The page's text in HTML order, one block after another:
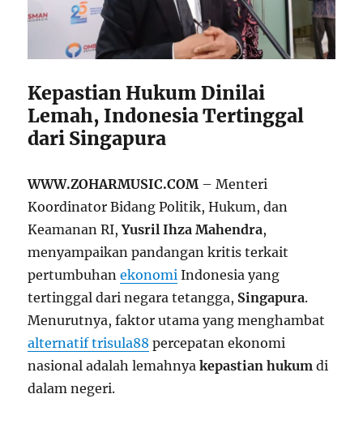
Kepastian Hukum Dinilai
Lemah, Indonesia Tertinggal
dari Singapura
WWW.ZOHARMUSIC.COM – Menteri
Koordinator Bidang Politik, Hukum, dan
Keamanan RI,Yusril Ihza Mahendra,
menyampaikan pandangan kritis terkait
pertumbuhanekonomi Indonesia yang
tertinggal dari negara tetangga, Singapura.
Menurutnya, faktor utama yang menghambat
alternatif trisula88 percepatan ekonomi
nasional adalah lemahnyakepastian hukum di
dalam negeri.